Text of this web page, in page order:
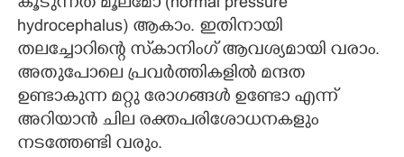
hydrocephalus) ആകാം. ഇതിനായി
തലച്ചോറിന്റെ സ്‌കാനിംഗ് ആവശ്യമായി വരാം.
അതുപോലെ പ്രവര്‍ത്തികളില്‍ മന്ദത
ഉണ്ടാകുന്ന മറ്റു രോഗങ്ങള്‍ ഉണ്ടോ എന്ന്
അറിയാന്‍ ചില രക്തപരിശോധനകളും
നടത്തേണ്ടി വരും.